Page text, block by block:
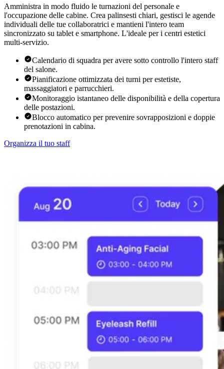
Amministra in modo fluido le turnazioni del personale e
l'occupazione delle cabine. Crea palinsesti chiari, gestisci le agende
individuali delle tue collaboratrici e mantieni l'intero team
sincronizzato su tablet e smartphone. L'ideale per i centri estetici
multi-servizio.
Calendario di squadra per avere sotto controllo l'intero staff
del salone.
Pianificazione ottimizzata dei turni per estetiste,
massaggiatori e parrucchieri.
Monitoraggio istantaneo delle disponibilità e della copertura
delle postazioni.
Blocco automatico per prevenire sovrapposizioni e doppie
prenotazioni in cabina.
Organizza il tuo staff